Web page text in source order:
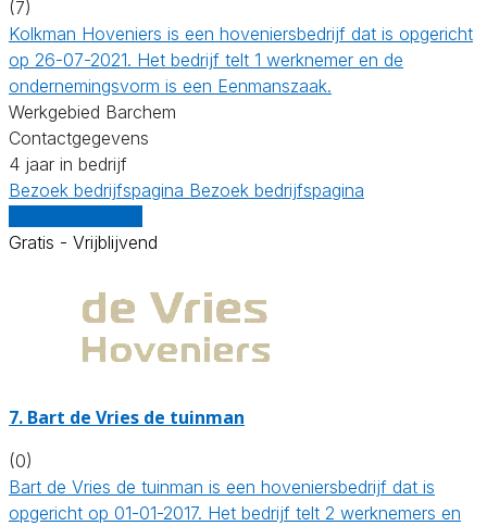
(7)
Kolkman Hoveniers is een hoveniersbedrijf dat is opgericht
op 26-07-2021. Het bedrijf telt 1 werknemer en de
ondernemingsvorm is een Eenmanszaak.
Werkgebied Barchem
Contactgegevens
4 jaar in bedrijf
Bezoek bedrijfspagina Bezoek bedrijfspagina
Gratis - Vrijblijvend
7. Bart de Vries de tuinman
(0)
Bart de Vries de tuinman is een hoveniersbedrijf dat is
opgericht op 01-01-2017. Het bedrijf telt 2 werknemers en